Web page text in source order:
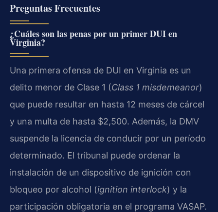
Preguntas Frecuentes
¿Cuáles son las penas por un primer DUI en
Virginia?
Una primera ofensa de DUI en Virginia es un
delito menor de Clase 1 (Class 1 misdemeanor)
que puede resultar en hasta 12 meses de cárcel
y una multa de hasta $2,500. Además, la DMV
suspende la licencia de conducir por un período
determinado. El tribunal puede ordenar la
instalación de un dispositivo de ignición con
bloqueo por alcohol (ignition interlock) y la
participación obligatoria en el programa VASAP.